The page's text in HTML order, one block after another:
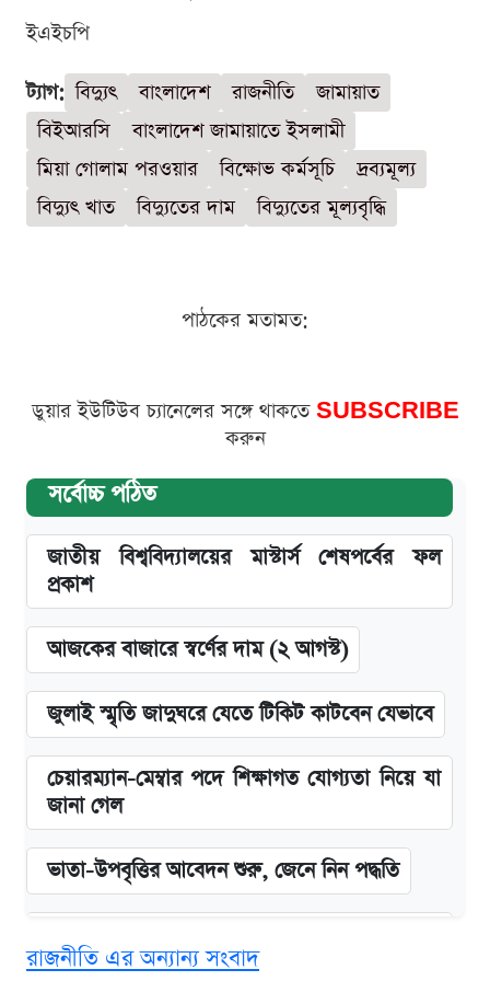
ইএইচপি
ট্যাগ: বিদ্যুৎ বাংলাদেশ রাজনীতি
জামায়াত
বিইআরসি
বাংলাদেশ জামায়াতে ইসলামী
মিয়া গোলাম পরওয়ার
বিক্ষোভ কর্মসূচি
দ্রব্যমূল্য
বিদ্যুৎ খাত
বিদ্যুতের দাম বিদ্যুতের মূল্যবৃদ্ধি
পাঠকের মতামত:
ডুয়ার ইউটিউব চ্যানেলের সঙ্গে থাকতে SUBSCRIBE
করুন
সর্বোচ্চ পঠিত
জাতীয় বিশ্ববিদ্যালয়ের মাস্টার্স শেষপর্বের ফল
প্রকাশ
আজকের বাজারে স্বর্ণের দাম (২ আগস্ট)
জুলাই স্মৃতি জাদুঘরে যেতে টিকিট কাটবেন যেভাবে
চেয়ারম্যান-মেম্বার পদে শিক্ষাগত যোগ্যতা নিয়ে যা
জানা গেল
ভাতা-উপবৃত্তির আবেদন শুরু, জেনে নিন পদ্ধতি
খান
রাজনীতি এর অন্যান্য সংবাদ